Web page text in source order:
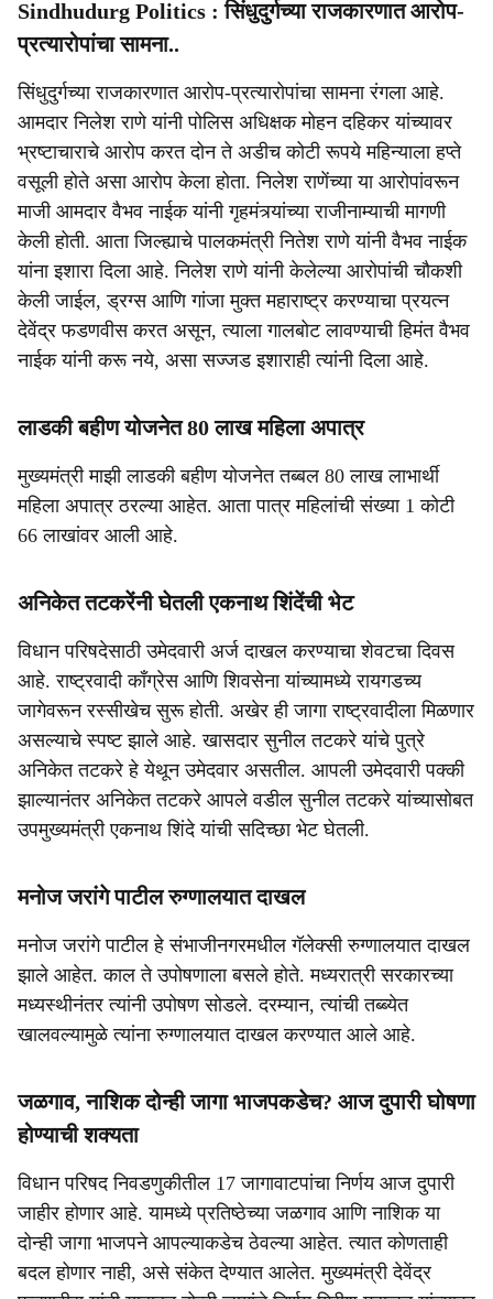
Sindhudurg Politics : सिंधुदुर्गच्या राजकारणात आरोप-
प्रत्यारोपांचा सामना..
सिंधुदुर्गच्या राजकारणात आरोप-प्रत्यारोपांचा सामना रंगला आहे.
आमदार निलेश राणे यांनी पोलिस अधिक्षक मोहन दहिकर यांच्यावर
भ्रष्टाचाराचे आरोप करत दोन ते अडीच कोटी रूपये महिन्याला हप्ते
वसूली होते असा आरोप केला होता. निलेश राणेंच्या या आरोपांवरून
माजी आमदार वैभव नाईक यांनी गृहमंत्र्यांच्या राजीनाम्याची मागणी
केली होती. आता जिल्ह्याचे पालकमंत्री नितेश राणे यांनी वैभव नाईक
यांना इशारा दिला आहे. निलेश राणे यांनी केलेल्या आरोपांची चौकशी
केली जाईल, ड्रग्स आणि गांजा मुक्त महाराष्ट्र करण्याचा प्रयत्न
देवेंद्र फडणवीस करत असून, त्याला गालबोट लावण्याची हिमंत वैभव
नाईक यांनी करू नये, असा सज्जड इशाराही त्यांनी दिला आहे.
लाडकी बहीण योजनेत 80 लाख महिला अपात्र
मुख्यमंत्री माझी लाडकी बहीण योजनेत तब्बल 80 लाख लाभार्थी
महिला अपात्र ठरल्या आहेत. आता पात्र महिलांची संख्या 1 कोटी
66 लाखांवर आली आहे.
अनिकेत तटकरेंनी घेतली एकनाथ शिंदेंची भेट
विधान परिषदेसाठी उमेदवारी अर्ज दाखल करण्याचा शेवटचा दिवस
आहे. राष्ट्रवादी काँग्रेस आणि शिवसेना यांच्यामध्ये रायगडच्य
जागेवरून रस्सीखेच सुरू होती. अखेर ही जागा राष्ट्रवादीला मिळणार
असल्याचे स्पष्ट झाले आहे. खासदार सुनील तटकरे यांचे पुत्रे
अनिकेत तटकरे हे येथून उमेदवार असतील. आपली उमेदवारी पक्की
झाल्यानंतर अनिकेत तटकरे आपले वडील सुनील तटकरे यांच्यासोबत
उपमुख्यमंत्री एकनाथ शिंदे यांची सदिच्छा भेट घेतली.
मनोज जरांगे पाटील रुग्णालयात दाखल
मनोज जरांगे पाटील हे संभाजीनगरमधील गॅलेक्सी रुग्णालयात दाखल
झाले आहेत. काल ते उपोषणाला बसले होते. मध्यरात्री सरकारच्या
मध्यस्थीनंतर त्यांनी उपोषण सोडले. दरम्यान, त्यांची तब्ब्येत
खालवल्यामुळे त्यांना रुग्णालयात दाखल करण्यात आले आहे.
जळगाव, नाशिक दोन्ही जागा भाजपकडेच? आज दुपारी घोषणा
होण्याची शक्यता
विधान परिषद निवडणुकीतील 17 जागावाटपांचा निर्णय आज दुपारी
जाहीर होणार आहे. यामध्ये प्रतिष्ठेच्या जळगाव आणि नाशिक या
दोन्ही जागा भाजपने आपल्याकडेच ठेवल्या आहेत. त्यात कोणताही
बदल होणार नाही, असे संकेत देण्यात आलेत. मुख्यमंत्री देवेंद्र